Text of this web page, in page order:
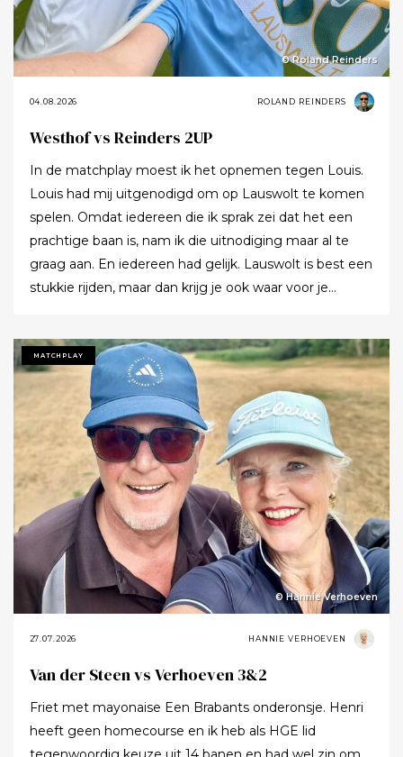
© Roland Reinders
04.08.2026 ROLAND REINDERS
Westhof vs Reinders 2UP
In de matchplay moest ik het opnemen tegen Louis.
Louis had mij uitgenodigd om op Lauswolt te komen
spelen. Omdat iedereen die ik sprak zei dat het een
prachtige baan is, nam ik die uitnodiging maar al te
graag aan. En iedereen had gelijk. Lauswolt is best een
stukkie rijden, maar dan krijg je ook waar voor je
Tot ik uiteindelijk aankondigde dat ik het nu echt niet
meer ging zeggen.
MATCHPLAY
© Hannie Verhoeven
27.07.2026 HANNIE VERHOEVEN
Van der Steen vs Verhoeven 3&2
Friet met mayonaise Een Brabants onderonsje. Henri
heeft geen homecourse en ik heb als HGE lid